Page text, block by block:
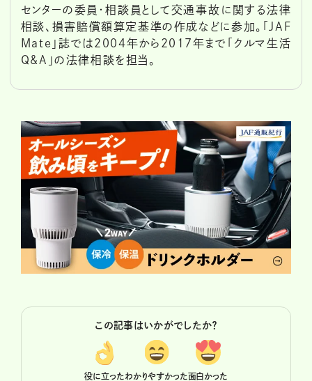
センターの委員・相談員として交通事故に関する法律
相談、損害賠償額算定基準の作成などに参加。「JAF
Mate」誌では2004年から2017年まで「クルマ生活
Q&A」の法律相談を担当。
この記事はいかがでしたか？
役に立ったわかりやすかった面白かった